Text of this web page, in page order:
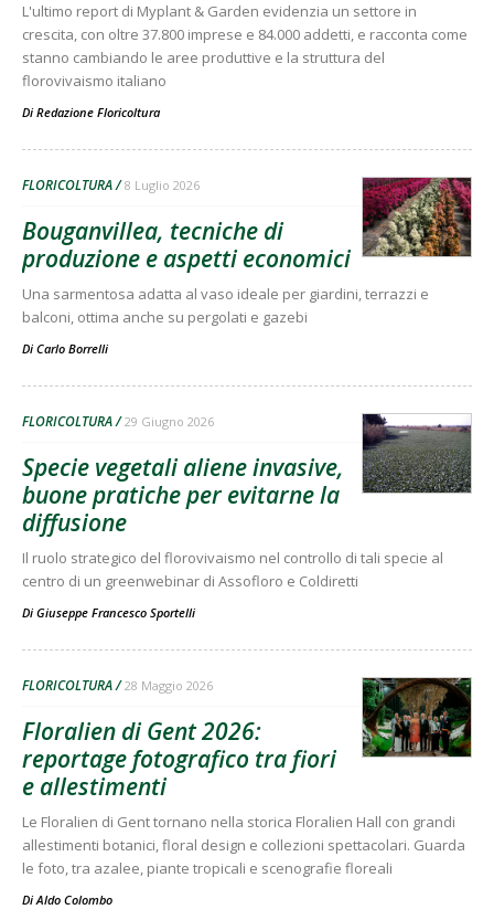
L'ultimo report di Myplant & Garden evidenzia un settore in
crescita, con oltre 37.800 imprese e 84.000 addetti, e racconta come
stanno cambiando le aree produttive e la struttura del
florovivaismo italiano
Di Redazione Floricoltura
FLORICOLTURA 8 Luglio 2026
Bouganvillea, tecniche di
produzione e aspetti economici
Una sarmentosa adatta al vaso ideale per giardini, terrazzi e
balconi, ottima anche su pergolati e gazebi
Di Carlo Borrelli
FLORICOLTURA 29 Giugno 2026
Specie vegetali aliene invasive,
buone pratiche per evitarne la
diffusione
Il ruolo strategico del florovivaismo nel controllo di tali specie al
centro di un greenwebinar di Assofloro e Coldiretti
Di Giuseppe Francesco Sportelli
FLORICOLTURA 28 Maggio 2026
Floralien di Gent 2026:
reportage fotografico tra fiori
e allestimenti
Le Floralien di Gent tornano nella storica Floralien Hall con grandi
allestimenti botanici, floral design e collezioni spettacolari. Guarda
le foto, tra azalee, piante tropicali e scenografie floreali
DiAldo Colombo